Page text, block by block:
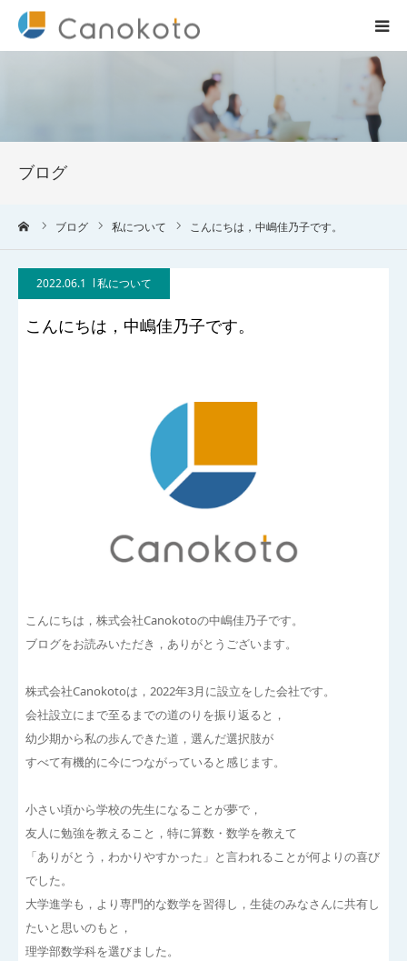
ブログ
ブログ 私について こんにちは，中嶋佳乃子です。
2022.06.1 私について
こんにちは，中嶋佳乃子です。
こんにちは，株式会社Canokotoの中嶋佳乃子です。
ブログをお読みいただき，ありがとうございます。
株式会社Canokotoは，2022年3月に設立をした会社です。
会社設立にまで至るまでの道のりを振り返ると，
幼少期から私の歩んできた道，選んだ選択肢が
すべて有機的に今につながっていると感じます。
小さい頃から学校の先生になることが夢で，
友人に勉強を教えること，特に算数・数学を教えて
「ありがとう，わかりやすかった」と言われることが何よりの喜び
でした。
大学進学も，より専門的な数学を習得し，生徒のみなさんに共有し
たいと思いのもと，
理学部数学科を選びました。
会社概要
ブログ
実績
コラム一覧